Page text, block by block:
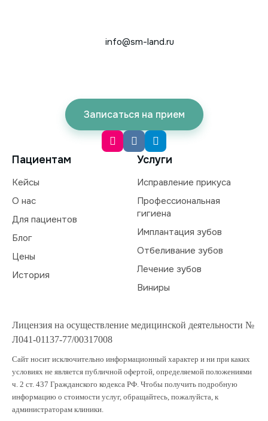
info@sm-land.ru
Записаться на прием
Пациентам
Кейсы
О нас
Для пациентов
Блог
Цены
История
Услуги
Исправление прикуса
Профессиональная
гигиена
Имплантация зубов
Отбеливание зубов
Лечение зубов
Виниры
Лицензия на осуществление медицинской деятельности №
Л041-01137-77/00317008
Сайт носит исключительно информационный характер и ни при каких
условиях не является публичной офертой, определяемой положениями
ч. 2 ст. 437 Гражданского кодекса РФ. Чтобы получить подробную
информацию о стоимости услуг, обращайтесь, пожалуйста, к
администраторам клиники.